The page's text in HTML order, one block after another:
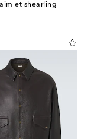
et shearling